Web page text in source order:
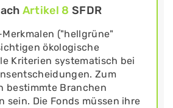
Artikel 8 SFDR
Merkmalen ("hellgrüne"
ökologische
Kriterien systematisch bei
Zum
bestimmte Branchen
sein. Die Fonds müssen ihre